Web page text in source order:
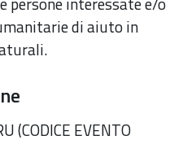
di aiuto in
(CODICE EVENTO